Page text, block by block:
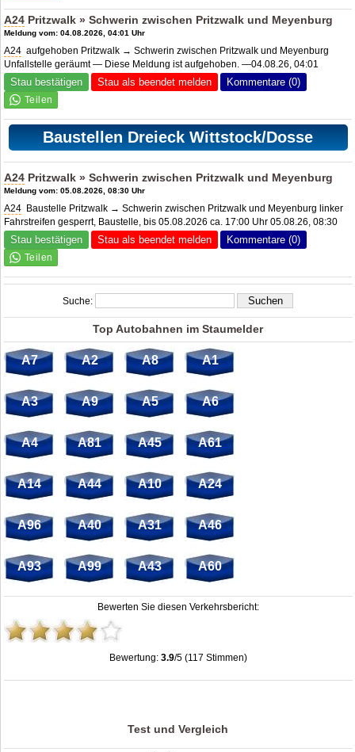
A24 Pritzwalk » Schwerin zwischen Pritzwalk und Meyenburg
Meldung vom: 04.08.2026, 04:01 Uhr
A24 aufgehoben Pritzwalk → Schwerin zwischen Pritzwalk und Meyenburg
Unfallstelle geräumt — Diese Meldung ist aufgehoben. —04.08.26, 04:01
Stau bestätigen Stau als beendet melden Kommentare (0)
Baustellen Dreieck Wittstock/Dosse
A24 Pritzwalk » Schwerin zwischen Pritzwalk und Meyenburg
Meldung vom: 05.08.2026, 08:30 Uhr
A24 Baustelle Pritzwalk → Schwerin zwischen Pritzwalk und Meyenburg linker
Fahrstreifen gesperrt, Baustelle, bis 05.08.2026 ca. 17:00 Uhr 05.08.26, 08:30
Stau bestätigen Stau als beendet melden Kommentare (0)
Suche:
Top Autobahnen im Staumelder
A7 A2 A8 A1
A3 A9 A5 A6
A4 A81 A45 A61
A14 A44 A10 A24
A96 A40 A31 A46
A93 A99 A43 A60
Bewerten Sie diesen Verkehrsbericht:
Bewertung: 3.9/5 (117 Stimmen)
Dreieck Wittstock/Dosse: Stau, Unfälle, Sperrung & Baustellen ,3.9out of5
Test und Vergleich